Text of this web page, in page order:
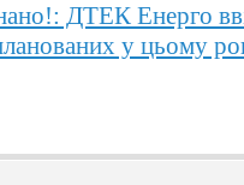
ДТЕК Енерго
у цьому